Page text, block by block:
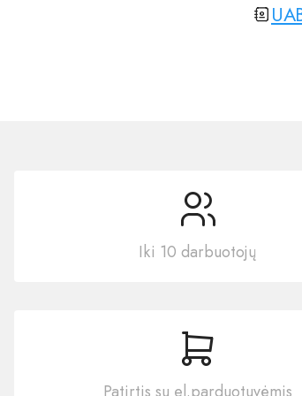
Iki 10 darbuotojų